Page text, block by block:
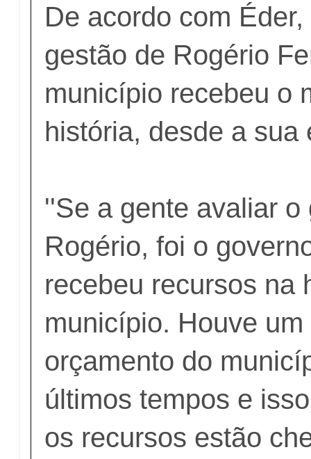
De acordo com
gestão de Rogério
município recebeu o
história, desde a sua
''Se a gente avaliar o
Rogério, foi o
recebeu recursos na
município. Houve
orçamento do
últimos tempos e
os recursos estão